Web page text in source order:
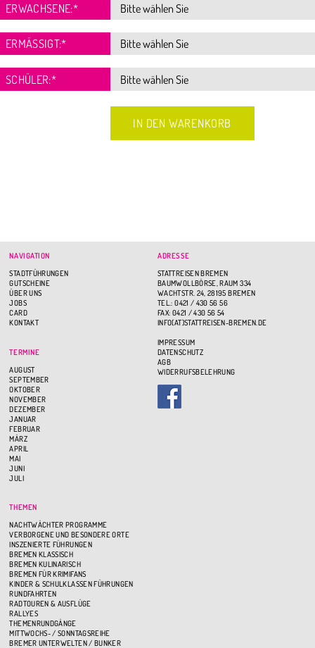
ERWACHSENE:*
ERMÄSSIGT:*
SCHÜLER:*
NAVIGATION
STADTFÜHRUNGEN
GUTSCHEINE
ÜBER UNS
JOBS
CARD
KONTAKT
TERMINE
AUGUST
SEPTEMBER
OKTOBER
NOVEMBER
DEZEMBER
JANUAR
FEBRUAR
MÄRZ
APRIL
MAI
JUNI
JULI
THEMEN
NACHTWÄCHTER PROGRAMME
VERBORGENE UND BESONDERE ORTE
INSZENIERTE FÜHRUNGEN
BREMEN KLASSISCH
BREMEN KULINARISCH
BREMEN FÜR KRIMIFANS
KINDER & SCHULKLASSEN FÜHRUNGEN
RUNDFAHRTEN
RADTOUREN & AUSFLÜGE
RALLYES
THEMENRUNDGÄNGE
MITTWOCHS- / SONNTAGSREIHE
BREMER UNTERWELTEN / BUNKER
ADRESSE
STATTREISEN BREMEN
BAUMWOLLBÖRSE, RAUM 334
WACHTSTR. 24, 28195 BREMEN
TEL.: 0421 / 430 56 56
FAX: 0421 / 430 56 54
INFO(AT)STATTREISEN-BREMEN.DE
IMPRESSUM
DATENSCHUTZ
AGB
WIDERRUFSBELEHRUNG